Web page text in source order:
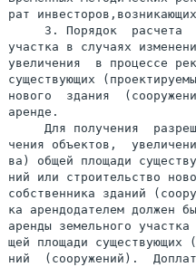
рат
3. Порядок  расчета
участка в случаях
увеличения  в процессе
существующих
нового  здания
аренде.
Для получения
чения объектов,
ва) общей площади
ний или строительство
собственника зданий
ка арендодателем должен
аренды земельного
щей площади существующих
ний  (сооружений).